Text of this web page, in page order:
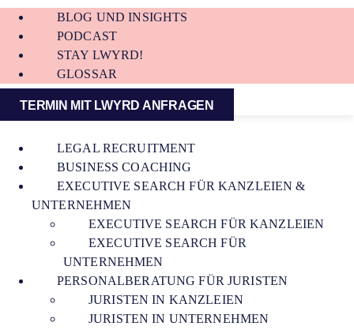
BLOG UND INSIGHTS
PODCAST
STAY LWYRD!
GLOSSAR
TERMIN MIT LWYRD ANFRAGEN
LEGAL RECRUITMENT
BUSINESS COACHING
EXECUTIVE SEARCH FÜR KANZLEIEN &
UNTERNEHMEN
EXECUTIVE SEARCH FÜR KANZLEIEN
EXECUTIVE SEARCH FÜR
UNTERNEHMEN
PERSONALBERATUNG FÜR JURISTEN
JURISTEN IN KANZLEIEN
JURISTEN IN UNTERNEHMEN